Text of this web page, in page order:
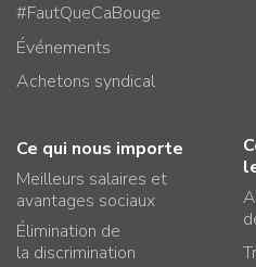
#FautQueCaBouge
Événements
Achetons syndical
Ce qui nous importe
Meilleurs salaires et
avantages sociaux
Élimination de
la discrimination